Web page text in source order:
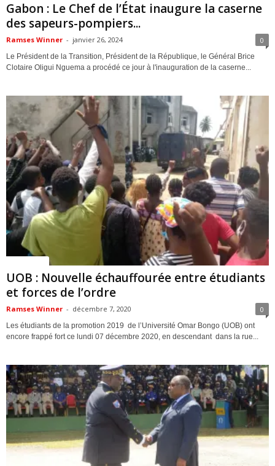
Gabon : Le Chef de l’État inaugure la caserne
des sapeurs-pompiers...
Ramses Winner - janvier 26, 2024 0
Le Président de la Transition, Président de la République, le Général Brice
Clotaire Oligui Nguema a procédé ce jour à l'inauguration de la caserne...
UOB : Nouvelle échauffourée entre étudiants
et forces de l’ordre
Ramses Winner - décembre 7, 2020 0
Les étudiants de la promotion 2019 de l’Université Omar Bongo (UOB) ont
encore frappé fort ce lundi 07 décembre 2020, en descendant dans la rue...